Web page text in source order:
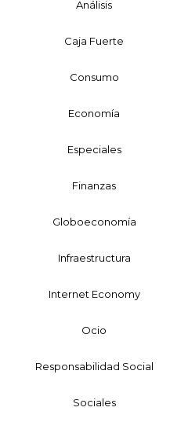
Análisis
Caja Fuerte
Consumo
Economía
Especiales
Finanzas
Globoeconomía
Infraestructura
Internet Economy
Ocio
Responsabilidad Social
Sociales